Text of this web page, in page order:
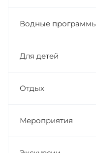
Водные
Для детей
Отдых
Мероприятия